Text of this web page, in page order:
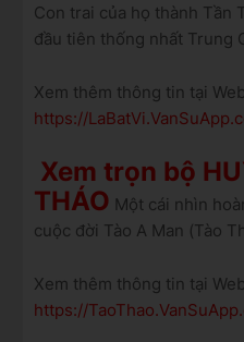
Con trai của họ thành Tần
đầu tiên thống nhất Trung
Xem thêm thông tin tại
https://
Xem trọn bộ
THÁO Một cái nhìn
cuộc đời Tào A Man (Tào
Xem thêm thông tin tại
https://